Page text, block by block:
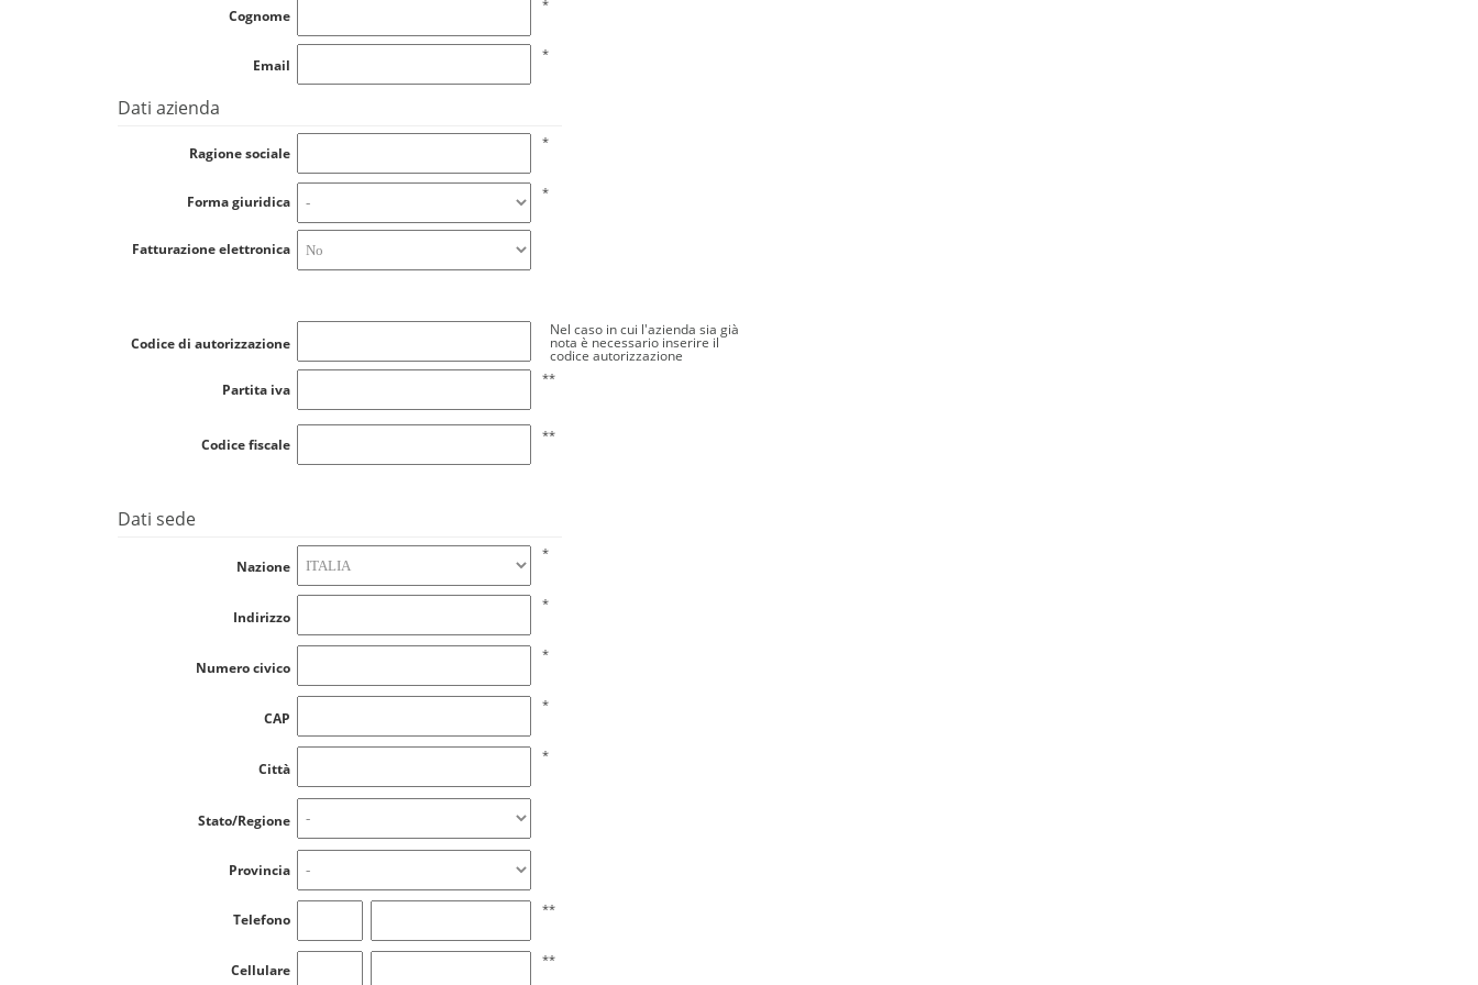
Email
Cognome
Numero civico
CAP
Città
Codice fiscale
Indirizzo
Provincia
Nazione
Stato/Regione
Telefono
Cellulare
Dati sede
*
*
*
*
**
*
*
*
**
**
Ragione sociale
*
Forma giuridica
*
Nel caso in cui l'azienda sia già
nota è necessario inserire il
codice autorizzazione
Partita iva
**
Codice di autorizzazione
Dati azienda
Fatturazione elettronica